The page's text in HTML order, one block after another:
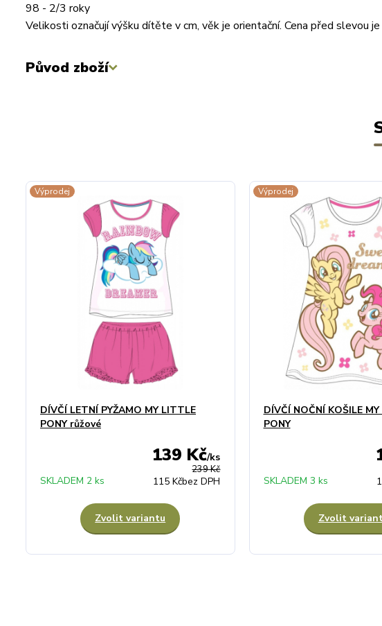
98 - 2/3 roky
Velikosti označují výšku dítěte v cm, věk je orientační. Cena před slevou
Původ zboží
Výprodej
DÍVČÍ LETNÍ PYŽAMO MY LITTLE
PONY růžové
239 Kč
139 Kč/ks
115 Kčbez DPH
SKLADEM 2 ks
Zvolit variantu
Výprodej
DÍVČÍ NOČNÍ KOŠILE
PONY
SKLADEM 3 ks
Zvolit